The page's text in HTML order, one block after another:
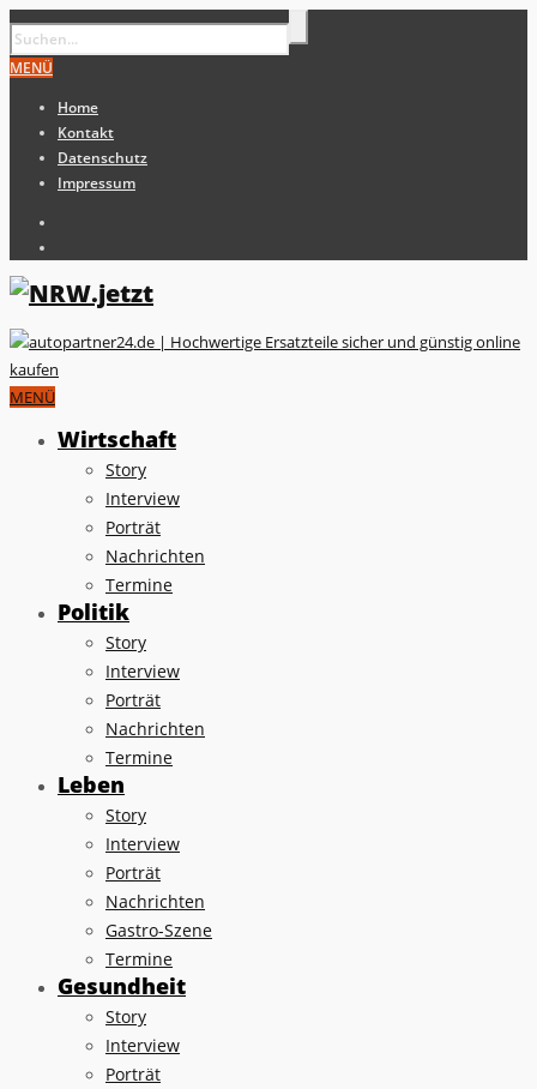
MENÜ
Home
Kontakt
Datenschutz
Impressum
MENÜ
Wirtschaft
Story
Interview
Porträt
Nachrichten
Termine
Politik
Story
Interview
Porträt
Nachrichten
Termine
Leben
Story
Interview
Porträt
Nachrichten
Gastro-Szene
Termine
Gesundheit
Story
Interview
Porträt